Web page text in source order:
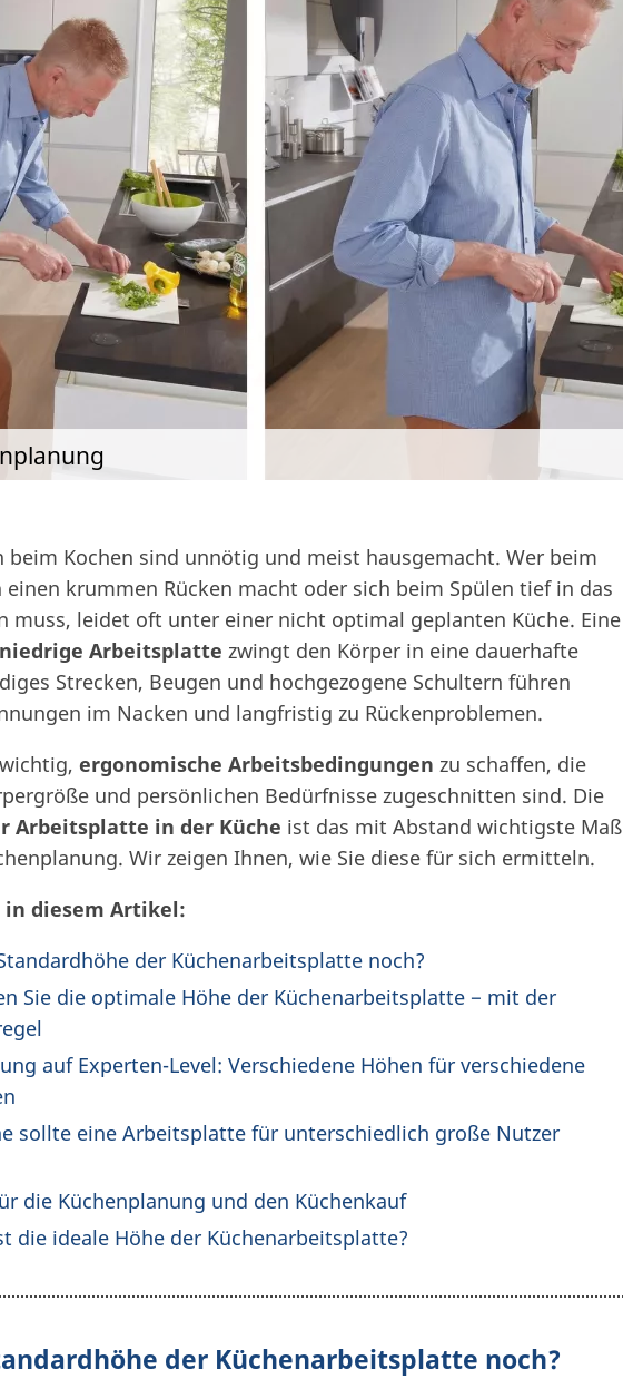
beim Kochen sind unnötig und meist hausgemacht. Wer beim
einen krummen Rücken macht oder sich beim Spülen tief in das
muss, leidet oft unter einer nicht optimal geplanten Küche. Eine
Arbeitsplatte zwingt den Körper in eine dauerhafte
Strecken, Beugen und hochgezogene Schultern führen
im Nacken und langfristig zu Rückenproblemen.
ergonomische Arbeitsbedingungen zu schaffen, die
und persönlichen Bedürfnisse zugeschnitten sind. Die
Arbeitsplatte in der Küche ist das mit Abstand wichtigste Maß
Wir zeigen Ihnen, wie Sie diese für sich ermitteln.
in diesem Artikel:
der Küchenarbeitsplatte noch?
Sie die optimale Höhe der Küchenarbeitsplatte − mit der
auf Experten-Level: Verschiedene Höhen für verschiedene
sollte eine Arbeitsplatte für unterschiedlich große Nutzer
die Küchenplanung und den Küchenkauf
die ideale Höhe der Küchenarbeitsplatte?
der Küchenarbeitsplatte noch?